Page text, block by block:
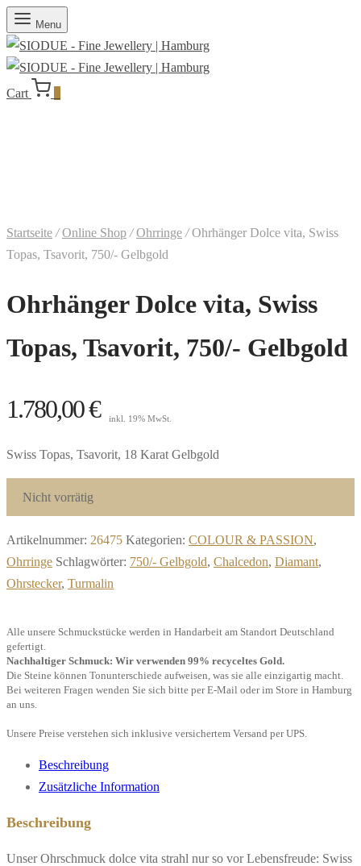
Menu
Cart
Startseite / Online Shop / Ohrringe /Ohrhänger Dolce vita, Swiss
Topas, Tsavorit, 750/- Gelbgold
Ohrhänger Dolce vita, Swiss
Topas, Tsavorit, 750/- Gelbgold
1.780,00€ inkl. 19% MwSt.
Swiss Topas, Tsavorit, 18 Karat Gelbgold
Nicht vorrätig
Artikelnummer: 26475 Kategorien: COLOUR & PASSION,
Ohrringe Schlagwörter: 750/- Gelbgold, Chalcedon, Diamant,
Ohrstecker, Turmalin
Alle unsere Schmuckstücke werden in Handarbeit am Standort Deutschland
gefertigt.
Nachhaltiger Schmuck: Wir verwenden 99% recyceltes Gold.
Die Steine können Tonunterschiede aufweisen, was sie alle einzigartig macht.
Bei weiteren Fragen wenden Sie sich bitte per E-Mail oder im Store in Hamburg
an uns.
Unsere Preise verstehen sich inklusive versichertem Versand per UPS.
Beschreibung
Zusätzliche Information
Beschreibung
Unser Ohrschmuck dolce vita strahl nur so vor Lebensfreude: Swiss